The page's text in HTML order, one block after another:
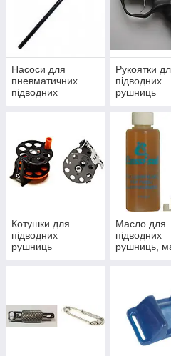
Насоси для
пневматичних
підводних
Рукоятки
підводних
рушниць
Котушки для
підводних
рушниць
Масло для
підводних
рушниць,